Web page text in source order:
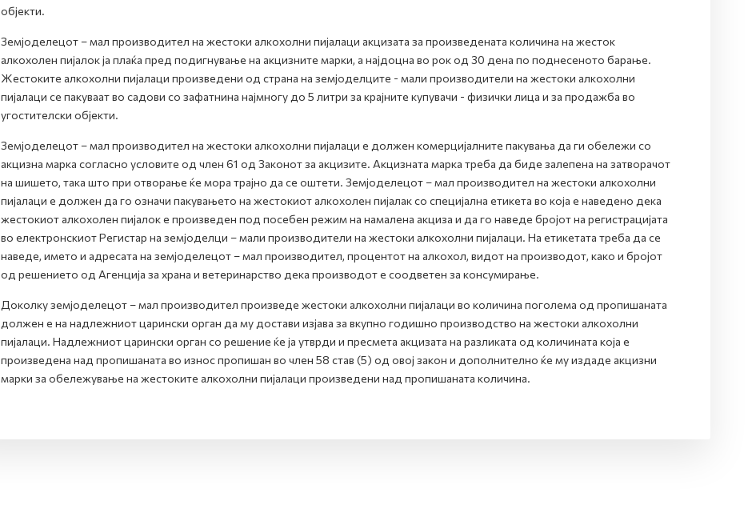
објекти.
Земјоделецот – мал производител на жестоки алкохолни пијалаци акцизата за произведената количина на жесток
алкохолен пијалок ја плаќа пред подигнување на акцизните марки, а најдоцна во рок од 30 дена по поднесеното барање.
Жестоките алкохолни пијалаци произведени од страна на земјоделците - мали производители на жестоки алкохолни
пијалаци се пакуваат во садови со зафатнина најмногу до 5 литри за крајните купувачи - физички лица и за продажба во
угостителски објекти.
Земјоделецот – мал производител на жестоки алкохолни пијалаци е должен комерцијалните пакувања да ги обележи со
акцизна марка согласно условите од член 61 од Законот за акцизите. Акцизната марка треба да биде залепена на затворачот
на шишето, така што при отворање ќе мора трајно да се оштети. Земјоделецот – мал производител на жестоки алкохолни
пијалаци е должен да го означи пакувањето на жестокиот алкохолен пијалак со специјална етикета во која е наведено дека
жестокиот алкохолен пијалок е произведен под посебен режим на намалена акциза и да го наведе бројот на регистрацијата
во електронскиот Регистар на земјоделци – мали производители на жестоки алкохолни пијалаци. На етикетата треба да се
наведе, името и адресата на земјоделецот – мал производител, процентот на алкохол, видот на производот, како и бројот
од решението од Агенција за храна и ветеринарство дека производот е соодветен за консумирање.
Доколку земјоделецот – мал производител произведе жестоки алкохолни пијалаци во количина поголема од пропишаната
должен е на надлежниот царински орган да му достави изјава за вкупно годишно производство на жестоки алкохолни
пијалаци. Надлежниот царински орган со решение ќе ја утврди и пресмета акцизата на разликата од количината која е
произведена над пропишаната во износ пропишан во член 58 став (5) од овој закон и дополнително ќе му издаде акцизни
марки за обележување на жестоките алкохолни пијалаци произведени над пропишаната количина.